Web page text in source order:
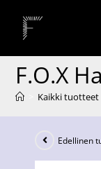
F.O.X
Kaikki tuotteet
Edellinen